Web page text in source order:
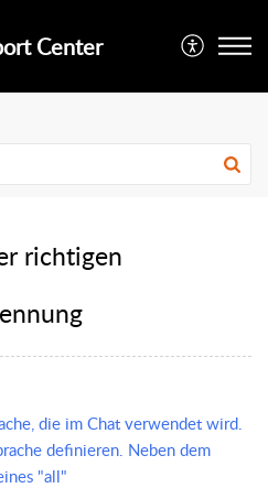
Center
richtigen
die im Chat verwendet wird.
definieren. Neben dem
"all"